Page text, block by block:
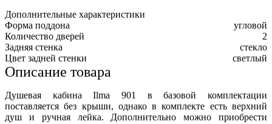
Дополнительные характеристики
Форма поддона
угловой
Количество дверей
2
Задняя стенка
стекло
Цвет задней стенки
светлый
Описание товара
Душевая кабина Ilma 901 в базовой комплектации
поставляется без крыши, однако в комплекте есть верхний
душ и ручная лейка. Дополнительно можно приобрести